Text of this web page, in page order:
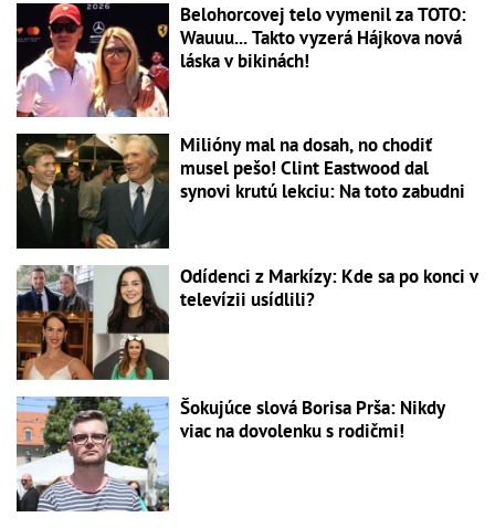
Belohorcovej telo vymenil za TOTO:
Wauuu... Takto vyzerá Hájkova nová
láska v bikinách!
Milióny mal na dosah, no chodiť
musel pešo! Clint Eastwood dal
synovi krutú lekciu: Na toto zabudni
Odídenci z Markízy: Kde sa po konci v
televízii usídlili?
Šokujúce slová Borisa Prša: Nikdy
viac na dovolenku s rodičmi!